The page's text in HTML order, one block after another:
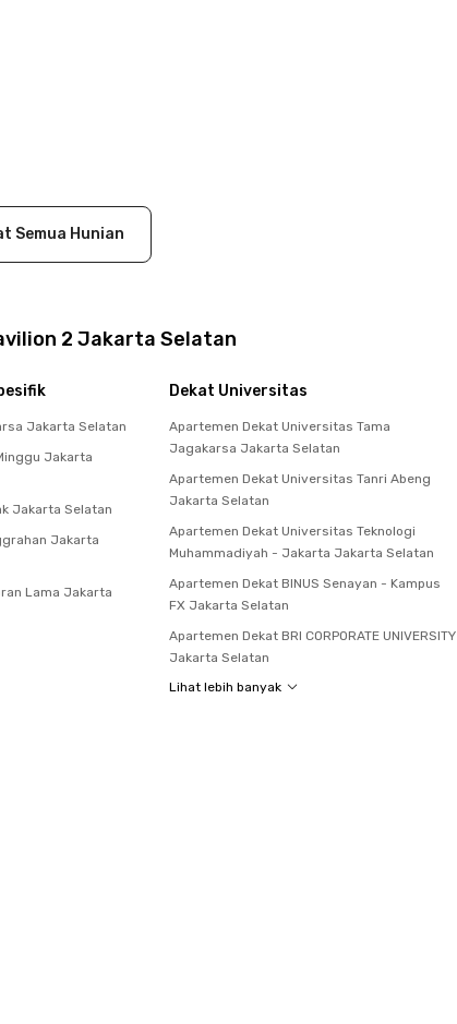
Semua Hunian
2 Jakarta Selatan
Jakarta Selatan
Jakarta
Jakarta Selatan
Jakarta
Lama Jakarta
Dekat Universitas
Apartemen Dekat Universitas Tama
Jagakarsa Jakarta Selatan
Apartemen Dekat Universitas Tanri Abeng
Jakarta Selatan
Apartemen Dekat Universitas Teknologi
Muhammadiyah - Jakarta Jakarta Selatan
Apartemen Dekat BINUS Senayan - Kampus
FX Jakarta Selatan
Apartemen Dekat BRI CORPORATE UNIVERSITY
Jakarta Selatan
Lihat lebih banyak